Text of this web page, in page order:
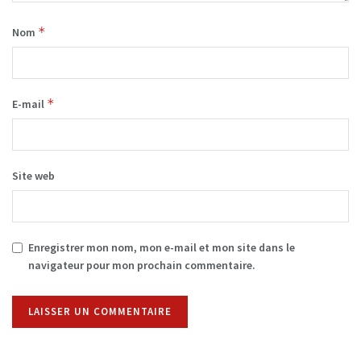
Nom *
E-mail *
Site web
Enregistrer mon nom, mon e-mail et mon site dans le
navigateur pour mon prochain commentaire.